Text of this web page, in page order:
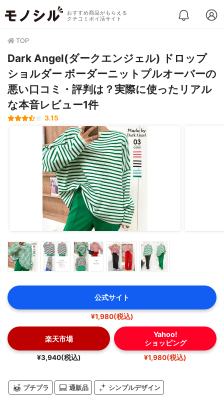
おすすめ商品がもらえる
クチコミポイ活サイト
TOP
Dark Angel(ダークエンジェル) ドロップ
ショルダー ボーダーニットプルオーバーの
悪い口コミ・評判は？実際に使ったリアル
な本音レビュー1件
3.15
公式サイト
¥1,980(税込)
楽天市場
¥3,940(税込)
Yahoo!
ショッピング
¥1,980(税込)
プチプラ 通販品 シンプルデザイン